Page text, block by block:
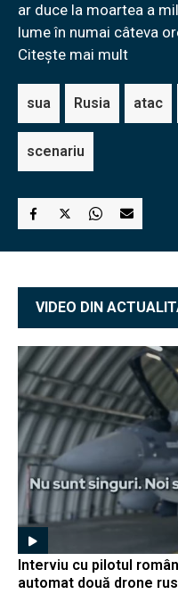
ar duce la moartea a
lume în numai câteva
Citește mai mult
sua Rusia atac
scenariu
VIDEO DIN
Interviu cu pilotul
automat două drone